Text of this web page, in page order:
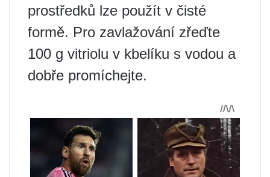
prostředků lze použít v čisté
formě. Pro zavlažování zřeďte
100 g vitriolu v kbelíku s vodou a
dobře promíchejte.